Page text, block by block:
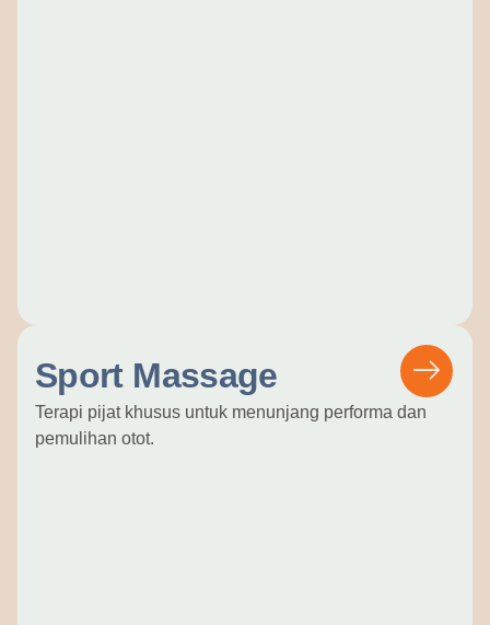
Sport Massage
Terapi pijat khusus untuk menunjang performa dan
pemulihan otot.